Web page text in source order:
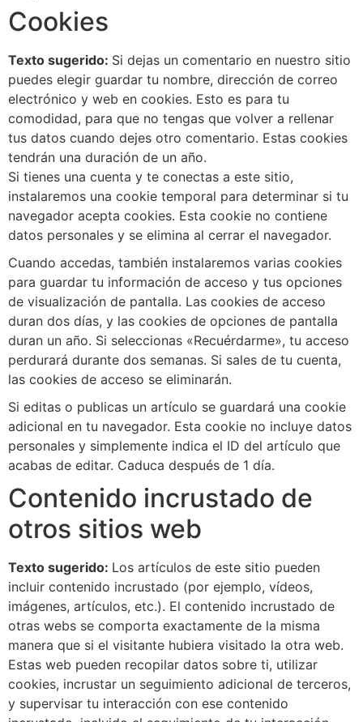
Cookies
Texto sugerido: Si dejas un comentario en nuestro sitio
puedes elegir guardar tu nombre, dirección de correo
electrónico y web en cookies. Esto es para tu
comodidad, para que no tengas que volver a rellenar
tus datos cuando dejes otro comentario. Estas cookies
tendrán una duración de un año.
Si tienes una cuenta y te conectas a este sitio,
instalaremos una cookie temporal para determinar si tu
navegador acepta cookies. Esta cookie no contiene
datos personales y se elimina al cerrar el navegador.
Cuando accedas, también instalaremos varias cookies
para guardar tu información de acceso y tus opciones
de visualización de pantalla. Las cookies de acceso
duran dos días, y las cookies de opciones de pantalla
duran un año. Si seleccionas «Recuérdarme», tu acceso
perdurará durante dos semanas. Si sales de tu cuenta,
las cookies de acceso se eliminarán.
Si editas o publicas un artículo se guardará una cookie
adicional en tu navegador. Esta cookie no incluye datos
personales y simplemente indica el ID del artículo que
acabas de editar. Caduca después de 1 día.
Contenido incrustado de
otros sitios web
Texto sugerido: Los artículos de este sitio pueden
incluir contenido incrustado (por ejemplo, vídeos,
imágenes, artículos, etc.). El contenido incrustado de
otras webs se comporta exactamente de la misma
manera que si el visitante hubiera visitado la otra web.
Estas web pueden recopilar datos sobre ti, utilizar
cookies, incrustar un seguimiento adicional de terceros,
y supervisar tu interacción con ese contenido